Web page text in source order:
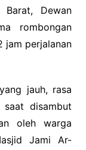
Barat, Dewan
rombongan
jam perjalanan
jauh, rasa
disambut
oleh warga
Jami Ar-